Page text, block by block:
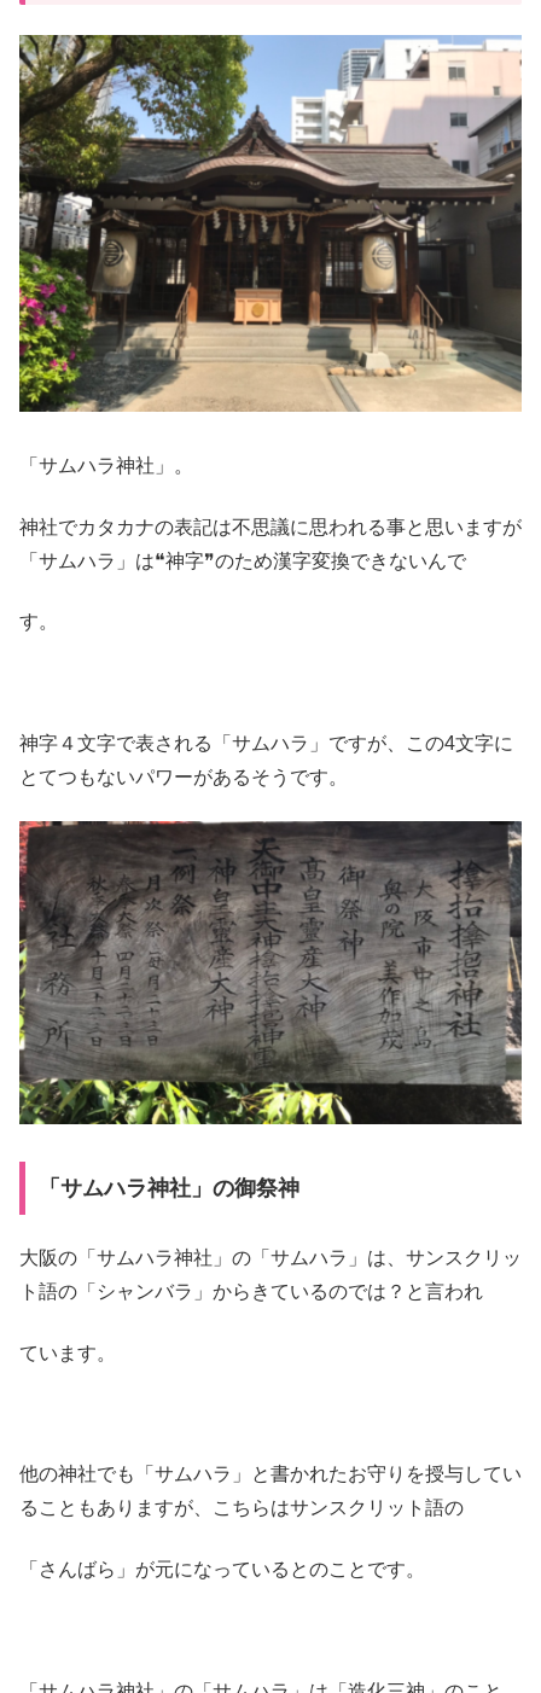
「サムハラ神社」。
神社でカタカナの表記は不思議に思われる事と思いますが
「サムハラ」は❝神字❞のため漢字変換できないんで
す。
神字４文字で表される「サムハラ」ですが、この4文字に
とてつもないパワーがあるそうです。
「サムハラ神社」の御祭神
大阪の「サムハラ神社」の「サムハラ」は、サンスクリッ
ト語の「シャンバラ」からきているのでは？と言われ
ています。
他の神社でも「サムハラ」と書かれたお守りを授与してい
ることもありますが、こちらはサンスクリット語の
「さんばら」が元になっているとのことです。